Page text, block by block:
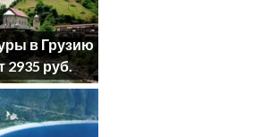
в Грузию
2935 руб.